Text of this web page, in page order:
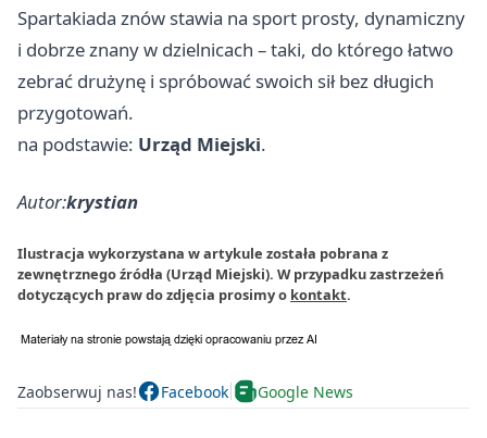
Spartakiada znów stawia na sport prosty, dynamiczny
i dobrze znany w dzielnicach – taki, do którego łatwo
zebrać drużynę i spróbować swoich sił bez długich
przygotowań.
na podstawie: Urząd Miejski.
Autor:krystian
Ilustracja wykorzystana w artykule została pobrana z
zewnętrznego źródła (Urząd Miejski). W przypadku zastrzeżeń
dotyczących praw do zdjęcia prosimy o kontakt.
Zaobserwuj nas! Facebook Google News